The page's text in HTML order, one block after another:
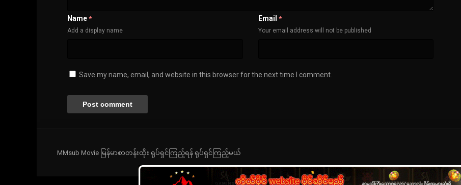
Name *
Add a display name
Email *
Your email address will not be published
Save my name, email, and website in this browser for the next time I comment.
MMsub Movie မြန်မာစာတန်းထိုး ရုပ်ရှင်ကြည့်ရန် ရုပ်ရှင်ကြည့်မယ်